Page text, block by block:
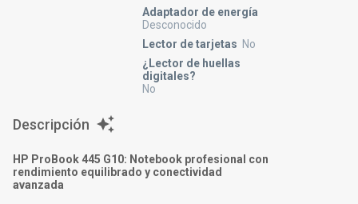
Adaptador de energía
Desconocido
Lector de tarjetas No
¿Lector de huellas
digitales?
No
Descripción
HP ProBook 445 G10: Notebook profesional con
rendimiento equilibrado y conectividad
avanzada